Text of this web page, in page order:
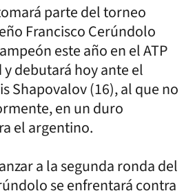
parte del torneo
Francisco Cerúndolo
este año en el ATP
y debutará hoy ante el
Shapovalov (16), al que no
en un duro
el argentino.
a la segunda ronda del
se enfrentará contra